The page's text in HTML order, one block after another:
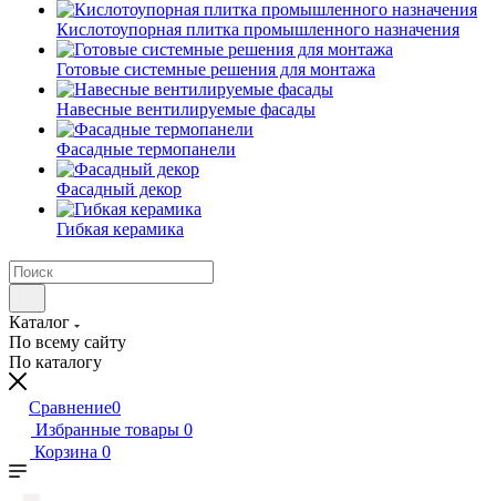
Кислотоупорная плитка промышленного назначения
Готовые системные решения для монтажа
Навесные вентилируемые фасады
Фасадные термопанели
Фасадный декор
Гибкая керамика
Каталог
По всему сайту
По каталогу
Сравнение0
Избранные товары 0
Корзина 0